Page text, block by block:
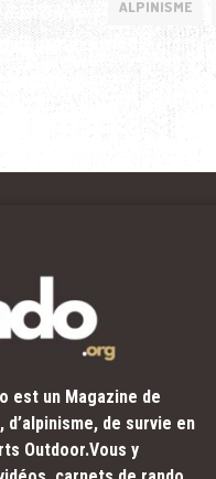
ALPINISME
est un Magazine de
de survie en
Outdoor.Vous y